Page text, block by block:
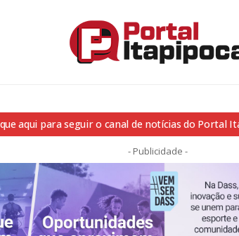
aqui para seguir o canal de notícias do Portal
- Publicidade -